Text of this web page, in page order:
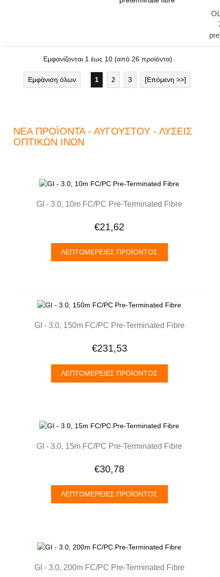
Εμφανίζονται 1 έως 10 (από 26 προϊόντα)
Εμφάνιση όλων 1 2 3 [Επόμενη >>]
ΝΈΑ ΠΡΟΪΌΝΤΑ - ΑΥΓΟΎΣΤΟΥ - ΛΎΣΕΙΣ
ΟΠΤΙΚΏΝ ΙΝΏΝ
GI - 3.0, 10m FC/PC Pre-Terminated Fibre
€21,62
ΛΕΠΤΟΜΈΡΕΙΕΣ ΠΡΟΪΌΝΤΟΣ
GI - 3.0, 150m FC/PC Pre-Terminated Fibre
€231,53
ΛΕΠΤΟΜΈΡΕΙΕΣ ΠΡΟΪΌΝΤΟΣ
GI - 3.0, 15m FC/PC Pre-Terminated Fibre
€30,78
ΛΕΠΤΟΜΈΡΕΙΕΣ ΠΡΟΪΌΝΤΟΣ
GI - 3.0, 200m FC/PC Pre-Terminated Fibre